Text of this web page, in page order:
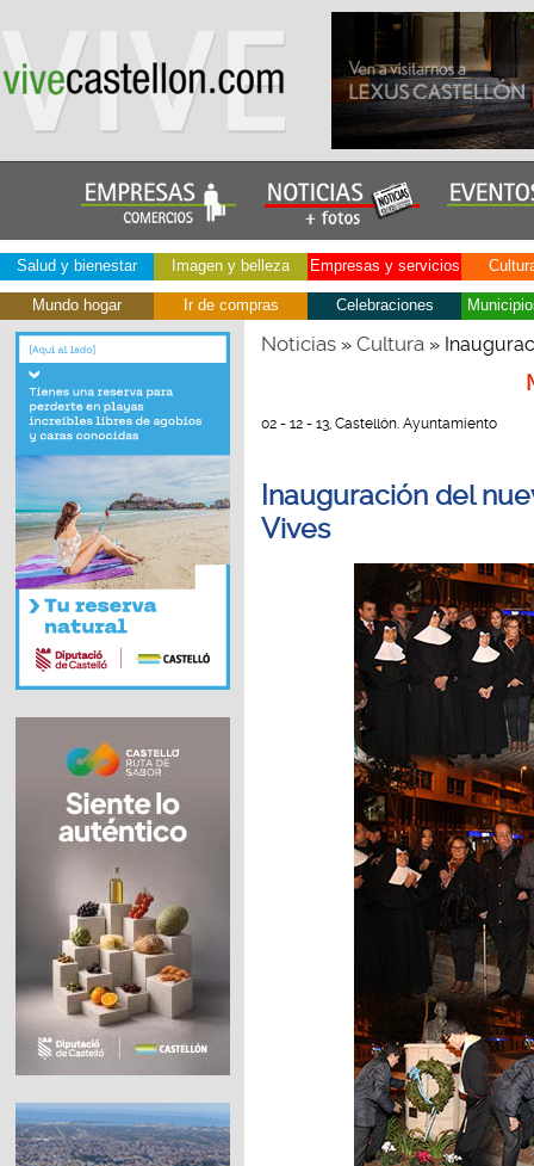
Salud y bienestar Imagen y belleza Empresas y servicios
Mundo hogar Ir de compras Celebraciones
Noticias» Cultura»
02 - 12 - 13, Castellón. Ayuntamiento
Inauguración del
Vives